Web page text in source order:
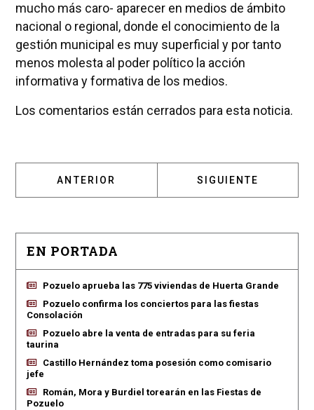
mucho más caro- aparecer en medios de ámbito
nacional o regional, donde el conocimiento de la
gestión municipal es muy superficial y por tanto
menos molesta al poder político la acción
informativa y formativa de los medios.
Los comentarios están cerrados para esta noticia.
ARTÍCULO ANTERIOR: POZUELO SE ILUMINA
ANTERIOR ARTÍCULO
SIGUIENTE
EN PORTADA
Pozuelo aprueba las 775 viviendas de Huerta Grande
Pozuelo confirma los conciertos para las fiestas
Consolación
Pozuelo abre la venta de entradas para su feria
taurina
Castillo Hernández toma posesión como comisario
jefe
Román, Mora y Burdiel torearán en las Fiestas de
Pozuelo